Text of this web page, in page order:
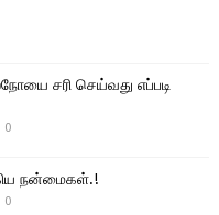
சரி செய்வது எப்படி
0
நன்மைகள்.!
0